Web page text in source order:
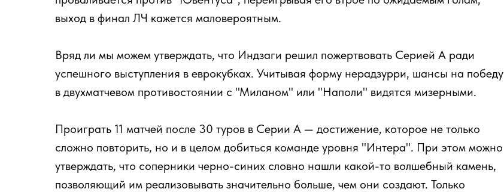
выход в финал ЛЧ кажется маловероятным.
Вряд ли мы можем утверждать, что Индзаги решил пожертвовать Серией А ради
успешного выступления в еврокубках. Учитывая форму нерадзурри, шансы на победу
в двухматчевом противостоянии с "Миланом" или "Наполи" видятся мизерными.
Проиграть 11 матчей после 30 туров в Серии А — достижение, которое не только
сложно повторить, но и в целом добиться команде уровня "Интера". При этом можно
утверждать, что соперники черно-синих словно нашли какой-то волшебный камень,
позволяющий им реализовывать значительно больше, чем они создают. Только